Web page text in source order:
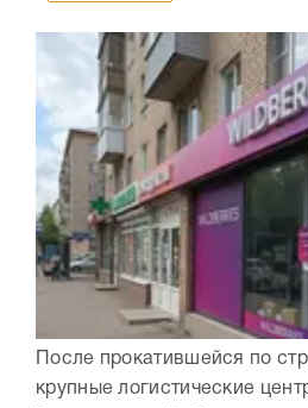
После прокатившейся по
крупные логистические